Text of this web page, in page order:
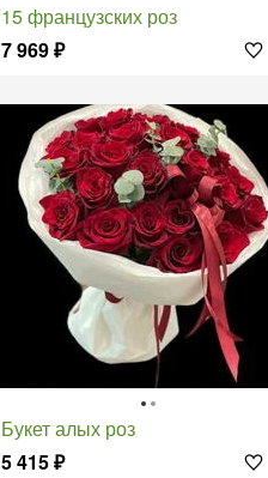
15 французских роз
7 969₽
Букет алых роз
5 415₽